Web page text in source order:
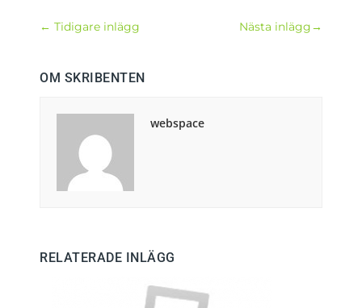
← Tidigare inlägg Nästa inlägg→
OM SKRIBENTEN
webspace
RELATERADE INLÄGG